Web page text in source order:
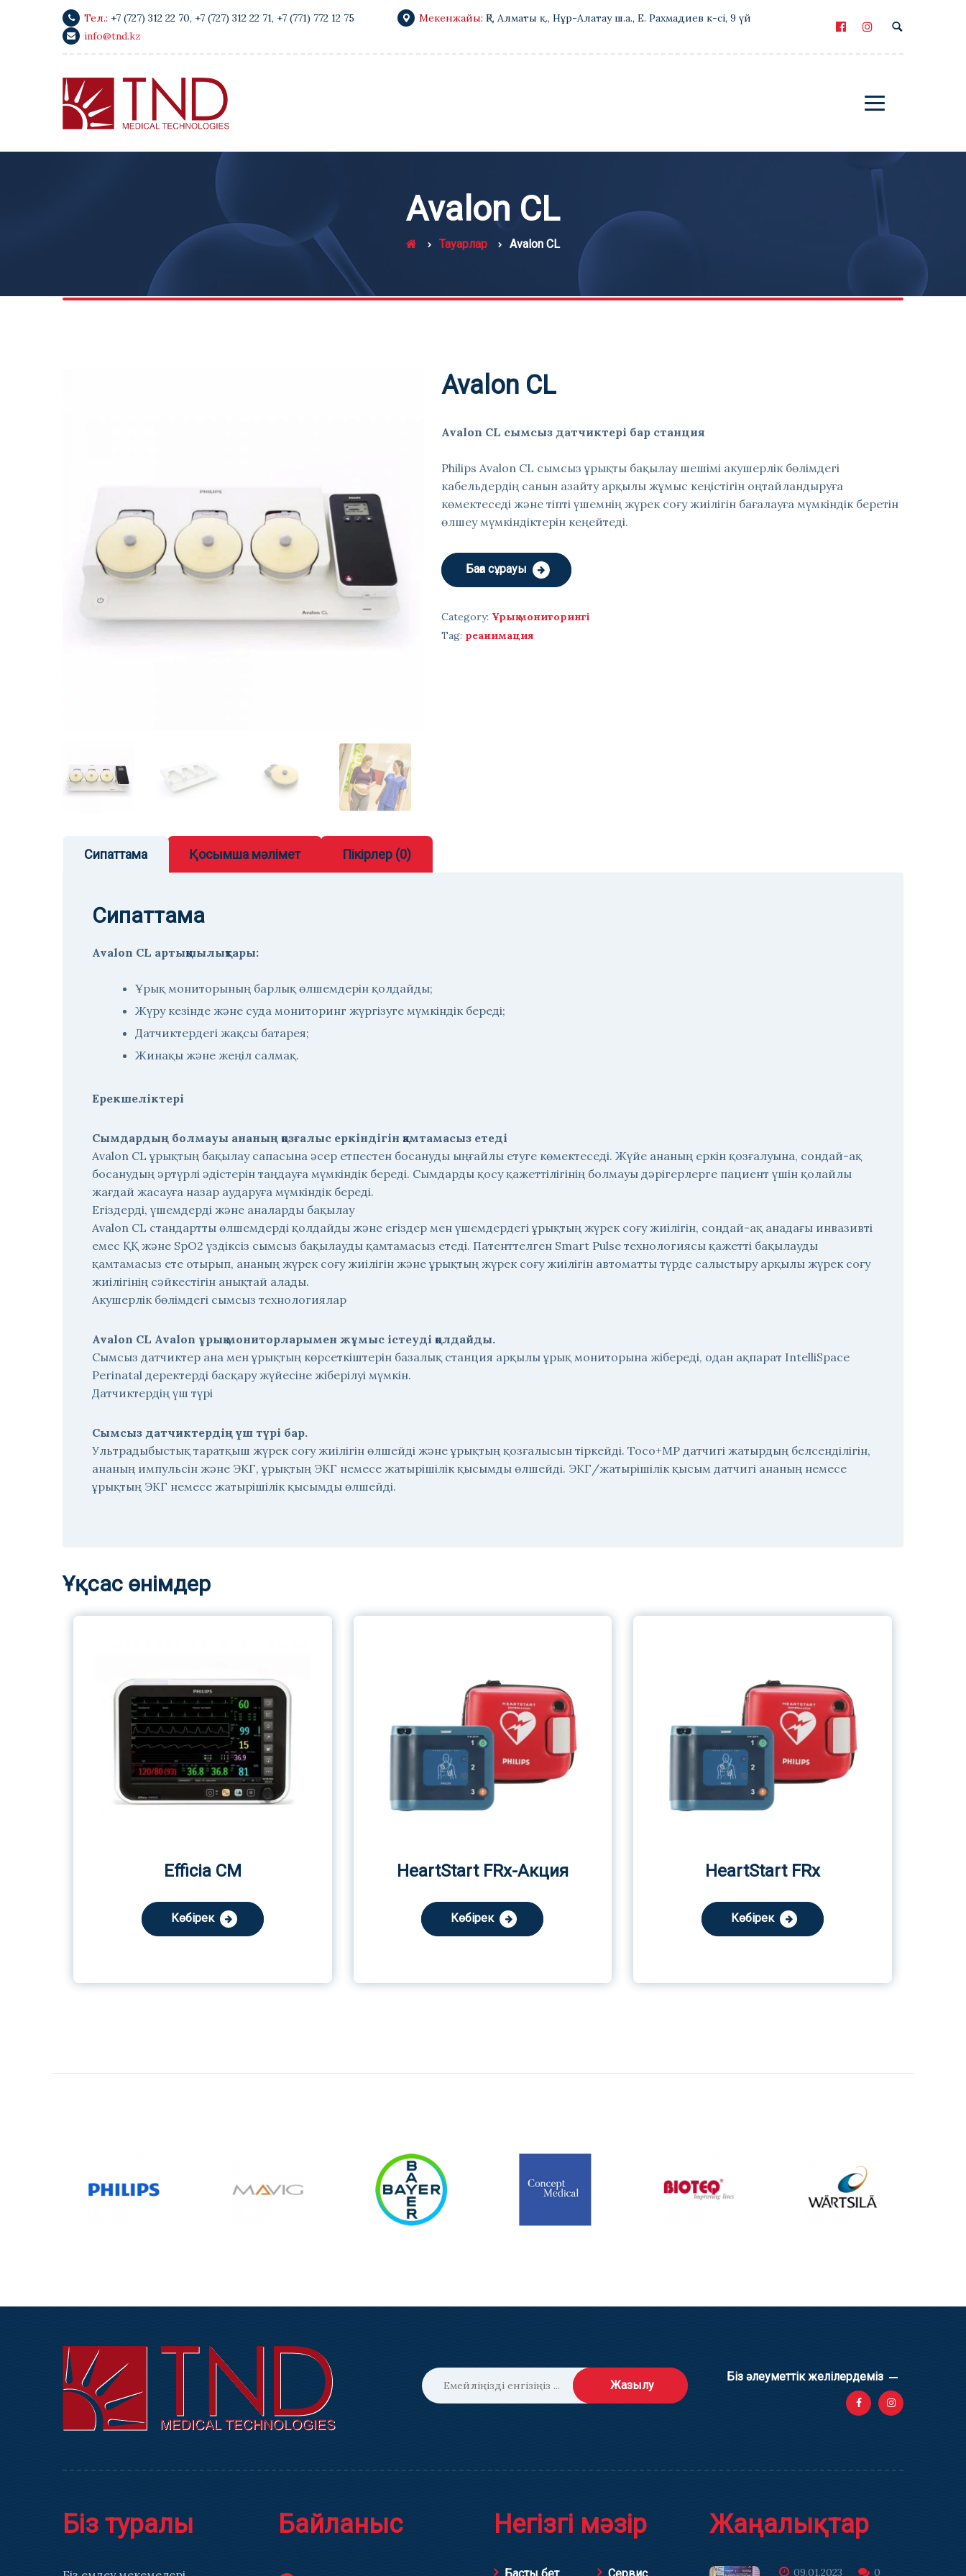
Тел.: +7 (727) 312 22 70, +7 (727) 312 22 71, +7 (771) 772 12 75 Мекенжайы: ҚР, Алматы қ., Нұр-Алатау ш.а., Е. Рахмадиев к-сі, 9 үй
info@tnd.kz
Avalon CL
Тауарлар Avalon CL
Avalon CL
Avalon CL сымсыз датчиктері бар станция
Philips Avalon CL сымсыз ұрықты бақылау шешімі акушерлік бөлімдегі
кабельдердің санын азайту арқылы жұмыс кеңістігін оңтайландыруға
көмектеседі және тіпті үшемнің жүрек соғу жиілігін бағалауға мүмкіндік беретін
өлшеу мүмкіндіктерін кеңейтеді.
Баға сұрауы
Category: Ұрық мониторингі
Tag: реанимация
Сипаттама Қосымша мәлімет Пікірлер (0)
Сипаттама
Avalon CL артықшылықтары:
Ұрық мониторының барлық өлшемдерін қолдайды;
Жүру кезінде және суда мониторинг жүргізуге мүмкіндік береді;
Датчиктердегі жақсы батарея;
Жинақы және жеңіл салмақ.
Ерекшеліктері
Сымдардың болмауы ананың қозғалыс еркіндігін қамтамасыз етеді
Avalon CL ұрықтың бақылау сапасына әсер етпестен босануды ыңғайлы етуге көмектеседі. Жүйе ананың еркін қозғалуына, сондай-ақ
босанудың әртүрлі әдістерін таңдауға мүмкіндік береді. Сымдарды қосу қажеттілігінің болмауы дәрігерлерге пациент үшін қолайлы
жағдай жасауға назар аударуға мүмкіндік береді.
Егіздерді, үшемдерді және аналарды бақылау
Avalon CL стандартты өлшемдерді қолдайды және егіздер мен үшемдердегі ұрықтың жүрек соғу жиілігін, сондай-ақ анадағы инвазивті
емес ҚҚ және SpO2 үздіксіз сымсыз бақылауды қамтамасыз етеді. Патенттелген Smart Pulse технологиясы қажетті бақылауды
қамтамасыз ете отырып, ананың жүрек соғу жиілігін және ұрықтың жүрек соғу жиілігін автоматты түрде салыстыру арқылы жүрек соғу
жиілігінің сәйкестігін анықтай алады.
Акушерлік бөлімдегі сымсыз технологиялар
Avalon CL Avalon ұрық мониторларымен жұмыс істеуді қолдайды.
Сымсыз датчиктер ана мен ұрықтың көрсеткіштерін базалық станция арқылы ұрық мониторына жібереді, одан ақпарат IntelliSpace
Perinatal деректерді басқару жүйесіне жіберілуі мүмкін.
Датчиктердің үш түрі
Сымсыз датчиктердің үш түрі бар.
Ультрадыбыстық таратқыш жүрек соғу жиілігін өлшейді және ұрықтың қозғалысын тіркейді. Toco+MP датчигі жатырдың белсенділігін,
ананың импульсін және ЭКГ, ұрықтың ЭКГ немесе жатырішілік қысымды өлшейді. ЭКГ/жатырішілік қысым датчигі ананың немесе
ұрықтың ЭКГ немесе жатырішілік қысымды өлшейді.
Ұқсас өнімдер
Efficia CM
Көбірек
HeartStart FRx-Акция
Көбірек
HeartStart FRx
Көбірек
Жазылу
Біз әлеуметтік желілердеміз
Біз туралы Байланыс Негізгі мәзір Жаңалықтар
09.01.2023 0